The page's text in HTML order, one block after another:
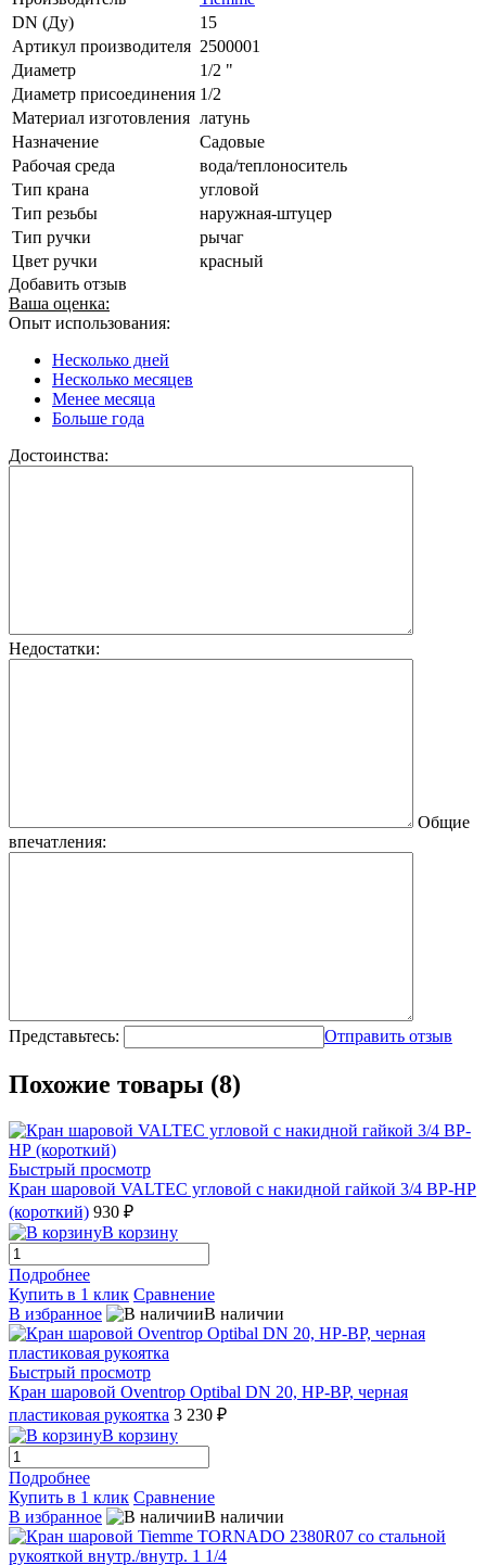
DN (Ду)
15
Артикул производителя 2500001
Диаметр
1/2 "
Диаметр присоединения 1/2
Материал изготовления латунь
Назначение
Садовые
Рабочая среда
вода/теплоноситель
Тип крана
угловой
Тип резьбы
наружная-штуцер
Тип ручки
рычаг
Цвет ручки
красный
Добавить отзыв
Ваша оценка:
Опыт использования:
Несколько дней
Несколько месяцев
Менее месяца
Больше года
Достоинства:
Недостатки:
Общие
впечатления:
Представьтесь: Отправить отзыв
Похожие товары (8)
Быстрый просмотр
Кран шаровой VALTEC угловой с накидной гайкой 3/4 ВР-НР
(короткий) 930 ₽
В корзину
Подробнее
Купить в 1 клик Сравнение
В избранное
В наличии
Быстрый просмотр
Кран шаровой Oventrop Optibal DN 20, НР-ВР, черная
пластиковая рукоятка 3 230 ₽
В корзину
Подробнее
Купить в 1 клик Сравнение
В избранное
В наличии